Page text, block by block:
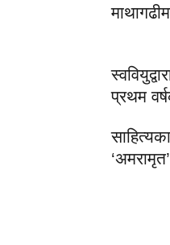
प्रथम